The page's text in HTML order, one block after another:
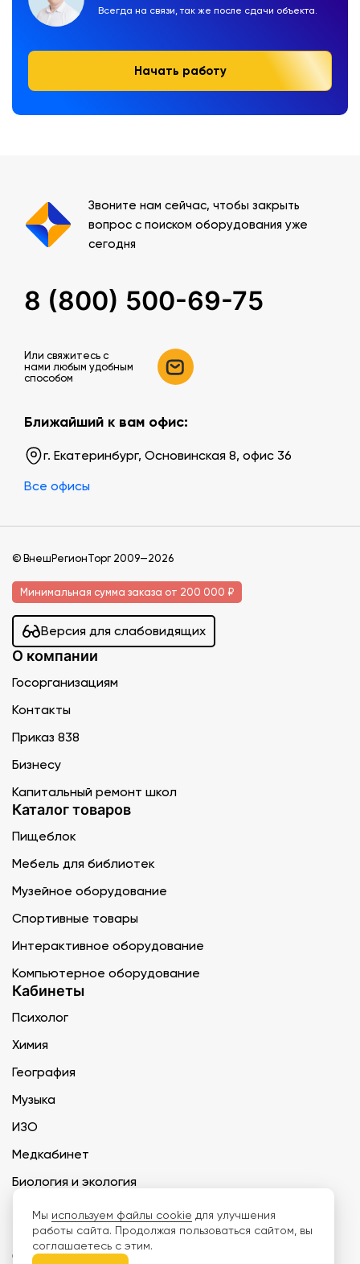
Всегда на связи, так же после сдачи объекта.
Начать работу
Звоните нам сейчас, чтобы закрыть
вопрос с поиском оборудования уже
сегодня
8 (800) 500-69-75
Или свяжитесь c
нами любым удобным
способом
Ближайший к вам офис:
г. Екатеринбург, Основинская 8, офис 36
Все офисы
© ВнешРегионТорг 2009—2026
Минимальная сумма заказа от 200 000 ₽
Версия для слабовидящих
О компании
Госорганизациям
Контакты
Приказ 838
Бизнесу
Капитальный ремонт школ
Каталог товаров
Пищеблок
Мебель для библиотек
Музейное оборудование
Спортивные товары
Интерактивное оборудование
Компьютерное оборудование
Кабинеты
Психолог
Химия
География
Музыка
ИЗО
Медкабинет
Биология и экология
Технология
ООО «Дети наше будущее» ИНН 6671165273 ОГРН 1216600030250 КПП
Мы используем файлы cookie для улучшения
работы сайта. Продолжая пользоваться сайтом, вы
соглашаетесь с этим.